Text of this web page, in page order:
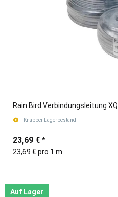
Rain Bird Verbindungsleitung XQ
Knapper Lagerbestand
23,69 € *
23,69 € pro 1 m
Auf Lager